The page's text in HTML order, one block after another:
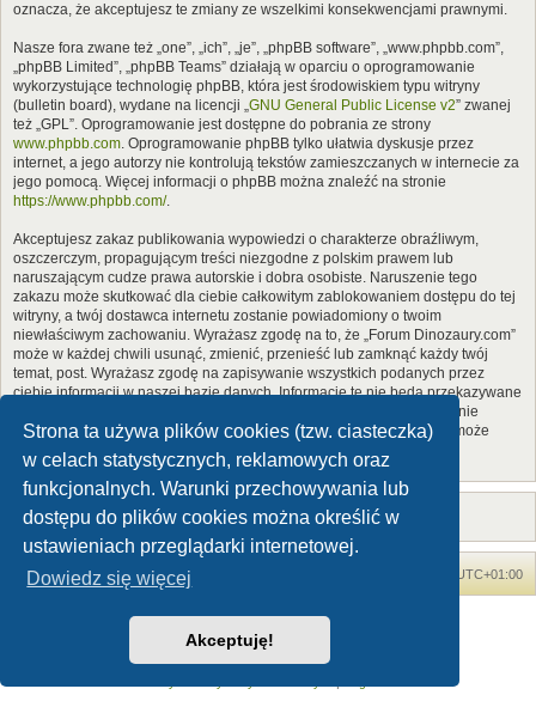
Strona ta używa plików cookies (tzw. ciasteczka)
w celach statystycznych, reklamowych oraz
funkcjonalnych. Warunki przechowywania lub
dostępu do plików cookies można określić w
ustawieniach przeglądarki internetowej.
Dowiedz się więcej
Akceptuję!
oznacza, że akceptujesz te zmiany ze wszelkimi konsekwencjami prawnymi.
Nasze fora zwane też „one”, „ich”, „je”, „phpBB software”, „www.phpbb.com”,
„phpBB Limited”, „phpBB Teams” działają w oparciu o oprogramowanie
wykorzystujące technologię phpBB, która jest środowiskiem typu witryny
(bulletin board), wydane na licencji „GNU General Public License v2” zwanej
też „GPL”. Oprogramowanie jest dostępne do pobrania ze strony
www.phpbb.com. Oprogramowanie phpBB tylko ułatwia dyskusje przez
internet, a jego autorzy nie kontrolują tekstów zamieszczanych w internecie za
jego pomocą. Więcej informacji o phpBB można znaleźć na stronie
https://www.phpbb.com/.
Akceptujesz zakaz publikowania wypowiedzi o charakterze obraźliwym,
oszczerczym, propagującym treści niezgodne z polskim prawem lub
naruszającym cudze prawa autorskie i dobra osobiste. Naruszenie tego
zakazu może skutkować dla ciebie całkowitym zablokowaniem dostępu do tej
witryny, a twój dostawca internetu zostanie powiadomiony o twoim
niewłaściwym zachowaniu. Wyrażasz zgodę na to, że „Forum Dinozaury.com”
może w każdej chwili usunąć, zmienić, przenieść lub zamknąć każdy twój
temat, post. Wyrażasz zgodę na zapisywanie wszystkich podanych przez
ciebie informacji w naszej bazie danych. Informacje te nie będą przekazywane
nikomu bez twojej zgody, ale ani „Forum Dinozaury.com”, ani phpBB nie
ponosi odpowiedzialności za włamania do witryny, podczas których może
dojść do kradzieży danych.
Forum Dinozaury.com UTC+01:00
Dinozaury.com© 2006-2020
Technologię dostarczaphpBB® Forum Software © phpBB Limited
Polski pakiet językowy dostarcza